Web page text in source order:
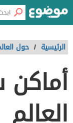
الرئيسية / حول
العالم